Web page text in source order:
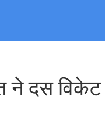
दस विकेट